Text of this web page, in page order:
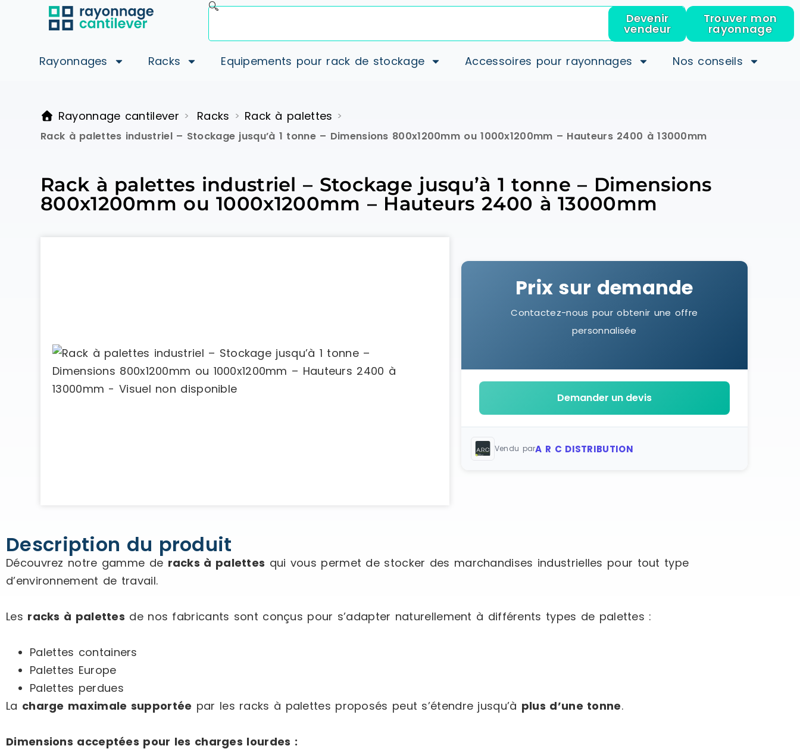
Devenir
vendeur
Trouver mon
rayonnage
Rayonnages Racks Equipements pour rack de stockage Accessoires pour rayonnages Nos conseils
Rayonnage cantilever > Racks > Rack à palettes >
Rack à palettes industriel – Stockage jusqu’à 1 tonne – Dimensions 800x1200mm ou 1000x1200mm – Hauteurs 2400 à 13000mm
Rack à palettes industriel – Stockage jusqu’à 1 tonne – Dimensions
800x1200mm ou 1000x1200mm – Hauteurs 2400 à 13000mm
Prix sur demande
Contactez-nous pour obtenir une offre
personnalisée
Demander un devis
Vendu parA R C DISTRIBUTION
Description du produit
Découvrez notre gamme de racks à palettes qui vous permet de stocker des marchandises industrielles pour tout type
d’environnement de travail.
Les racks à palettes de nos fabricants sont conçus pour s’adapter naturellement à différents types de palettes :
Palettes containers
Palettes Europe
Palettes perdues
La charge maximale supportée par les racks à palettes proposés peut s’étendre jusqu’à plus d’une tonne.
Dimensions acceptées pour les charges lourdes :